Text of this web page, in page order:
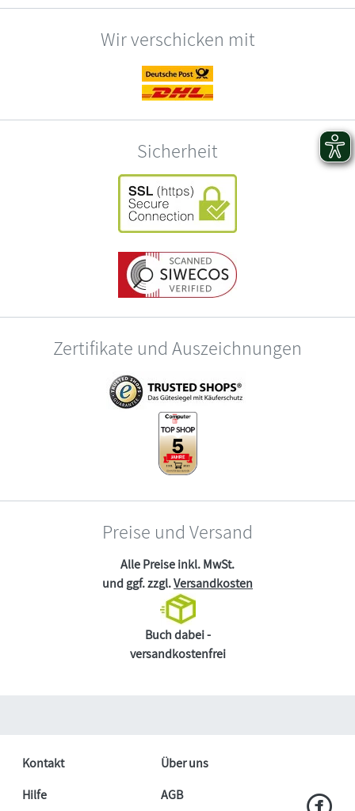
Wir verschicken mit
Sicherheit
Zertifikate und Auszeichnungen
Preise und Versand
Alle Preise inkl. MwSt.
und ggf. zzgl.Versandkosten
Buch dabei -
versandkostenfrei
Kontakt
Über uns
Hilfe
AGB